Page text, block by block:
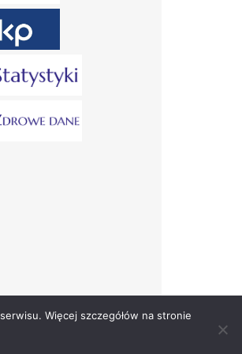
Więcej szczegółów na stronie